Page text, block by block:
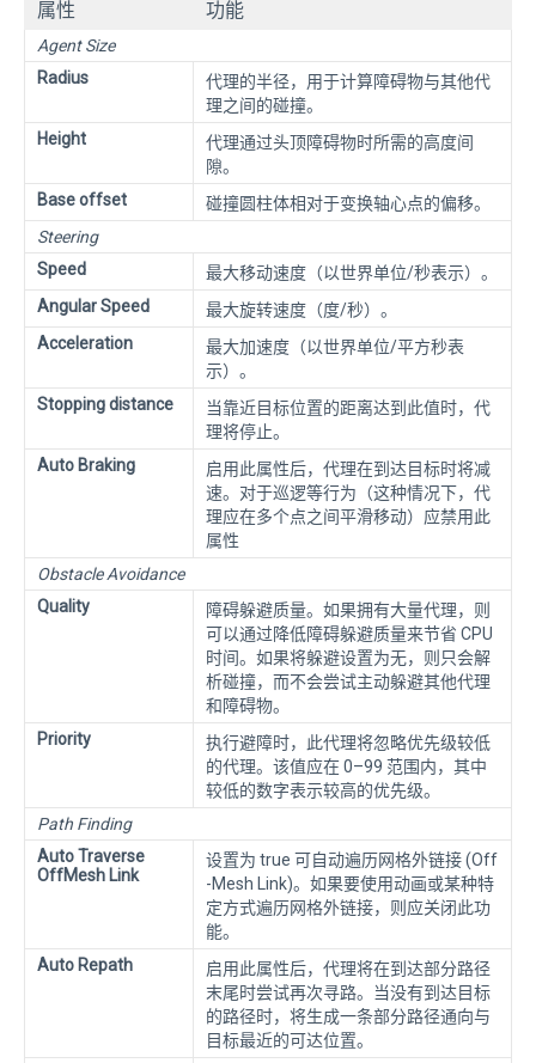
属性 功能
Agent Size
Radius
代理的半径，用于计算障碍物与其他代
理之间的碰撞。
Height
代理通过头顶障碍物时所需的高度间
隙。
Base offset
碰撞圆柱体相对于变换轴心点的偏移。
Steering
Speed
最大移动速度（以世界单位/秒表示）。
Angular Speed
最大旋转速度（度/秒）。
Acceleration
最大加速度（以世界单位/平方秒表
示）。
Stopping distance
当靠近目标位置的距离达到此值时，代
理将停止。
Auto Braking
启用此属性后，代理在到达目标时将减
速。对于巡逻等行为（这种情况下，代
理应在多个点之间平滑移动）应禁用此
属性
Obstacle Avoidance
Quality
障碍躲避质量。如果拥有大量代理，则
可以通过降低障碍躲避质量来节省 CPU
时间。如果将躲避设置为无，则只会解
析碰撞，而不会尝试主动躲避其他代理
和障碍物。
Priority
执行避障时，此代理将忽略优先级较低
的代理。该值应在 0–99 范围内，其中
较低的数字表示较高的优先级。
Path Finding
Auto Traverse
OffMesh Link
设置为 true 可自动遍历网格外链接 (Off
-Mesh Link)。如果要使用动画或某种特
定方式遍历网格外链接，则应关闭此功
能。
Auto Repath
启用此属性后，代理将在到达部分路径
末尾时尝试再次寻路。当没有到达目标
的路径时，将生成一条部分路径通向与
目标最近的可达位置。